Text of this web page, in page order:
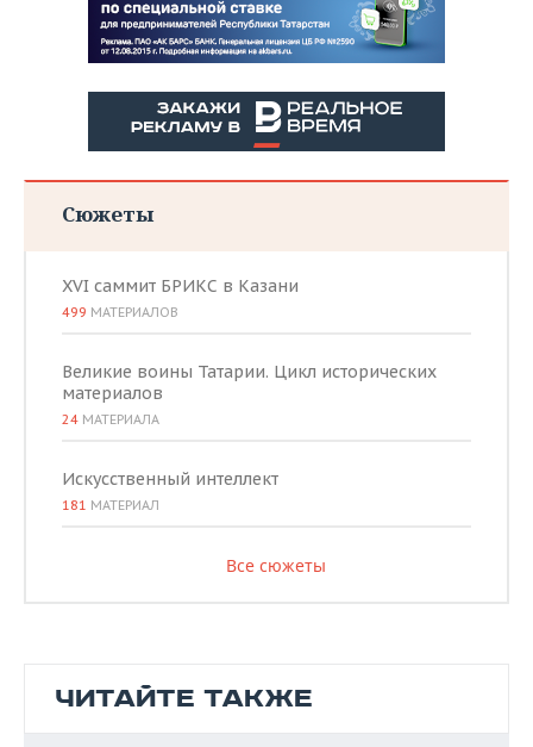
Сюжеты
XVI саммит БРИКС в Казани
499 МАТЕРИАЛОВ
Великие воины Татарии. Цикл исторических
материалов
24 МАТЕРИАЛА
Искусственный интеллект
181 МАТЕРИАЛ
Все сюжеты
ЧИТАЙТЕ ТАКЖЕ